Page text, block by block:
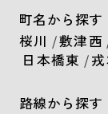
町名から探す
桜川 /敷津西
日本橋東 /
路線から探す